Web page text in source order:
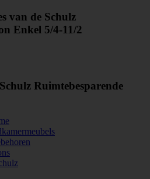
van de Schulz
Enkel 5/4-11/2
Ruimtebesparende